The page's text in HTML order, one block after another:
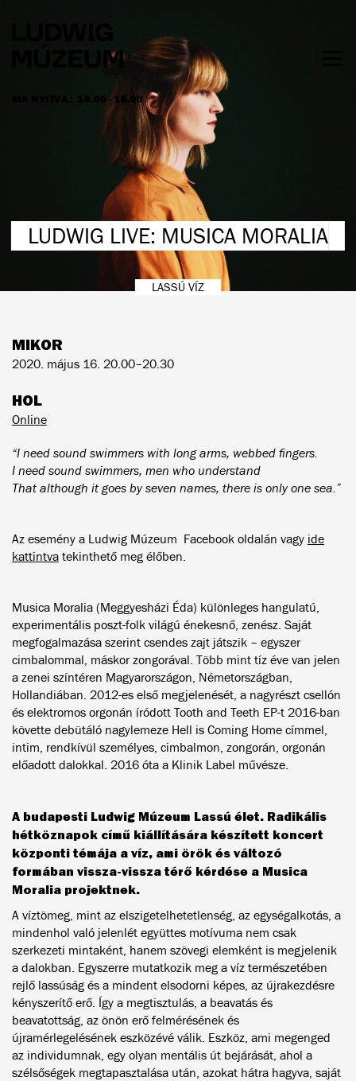
10.00 - 18.00
NYITVATARTÁS ÉS JEGYÁRAK
LUDWIG LIVE: MUSICA MORALIA
LASSÚ VÍZ
MIKOR
2020. május 16. 20.00–20.30
HOL
Online
“I need sound swimmers with long arms, webbed fingers.
I need sound swimmers, men who understand
That although it goes by seven names, there is only one sea.”
Az esemény a Ludwig Múzeum Facebook oldalán vagy ide
kattintva tekinthető meg élőben.
Musica Moralia (Meggyesházi Éda) különleges hangulatú,
experimentális poszt-folk világú énekesnő, zenész. Saját
megfogalmazása szerint csendes zajt játszik – egyszer
cimbalommal, máskor zongorával. Több mint tíz éve van jelen
a zenei színtéren Magyarországon, Németországban,
Hollandiában. 2012-es első megjelenését, a nagyrészt csellón
és elektromos orgonán íródott Tooth and Teeth EP-t 2016-ban
követte debütáló nagylemeze Hell is Coming Home címmel,
intim, rendkívül személyes, cimbalmon, zongorán, orgonán
előadott dalokkal. 2016 óta a Klinik Label művésze.
A budapesti Ludwig Múzeum Lassú élet. Radikális
hétköznapok című kiállítására készített koncert
központi témája a víz, ami örök és változó
formában vissza-vissza térő kérdése a Musica
Moralia projektnek.
A víztömeg, mint az elszigetelhetetlenség, az egységalkotás, a
mindenhol való jelenlét együttes motívuma nem csak
szerkezeti mintaként, hanem szövegi elemként is megjelenik
a dalokban. Egyszerre mutatkozik meg a víz természetében
rejlő lassúság és a mindent elsodorni képes, az újrakezdésre
kényszerítő erő. Így a megtisztulás, a beavatás és
beavatottság, az önön erő felmérésének és
újramérlegelésének eszközévé válik. Eszköz, ami megenged
az individumnak, egy olyan mentális út bejárását, ahol a
szélsőségek megtapasztalása után, azokat hátra hagyva, saját